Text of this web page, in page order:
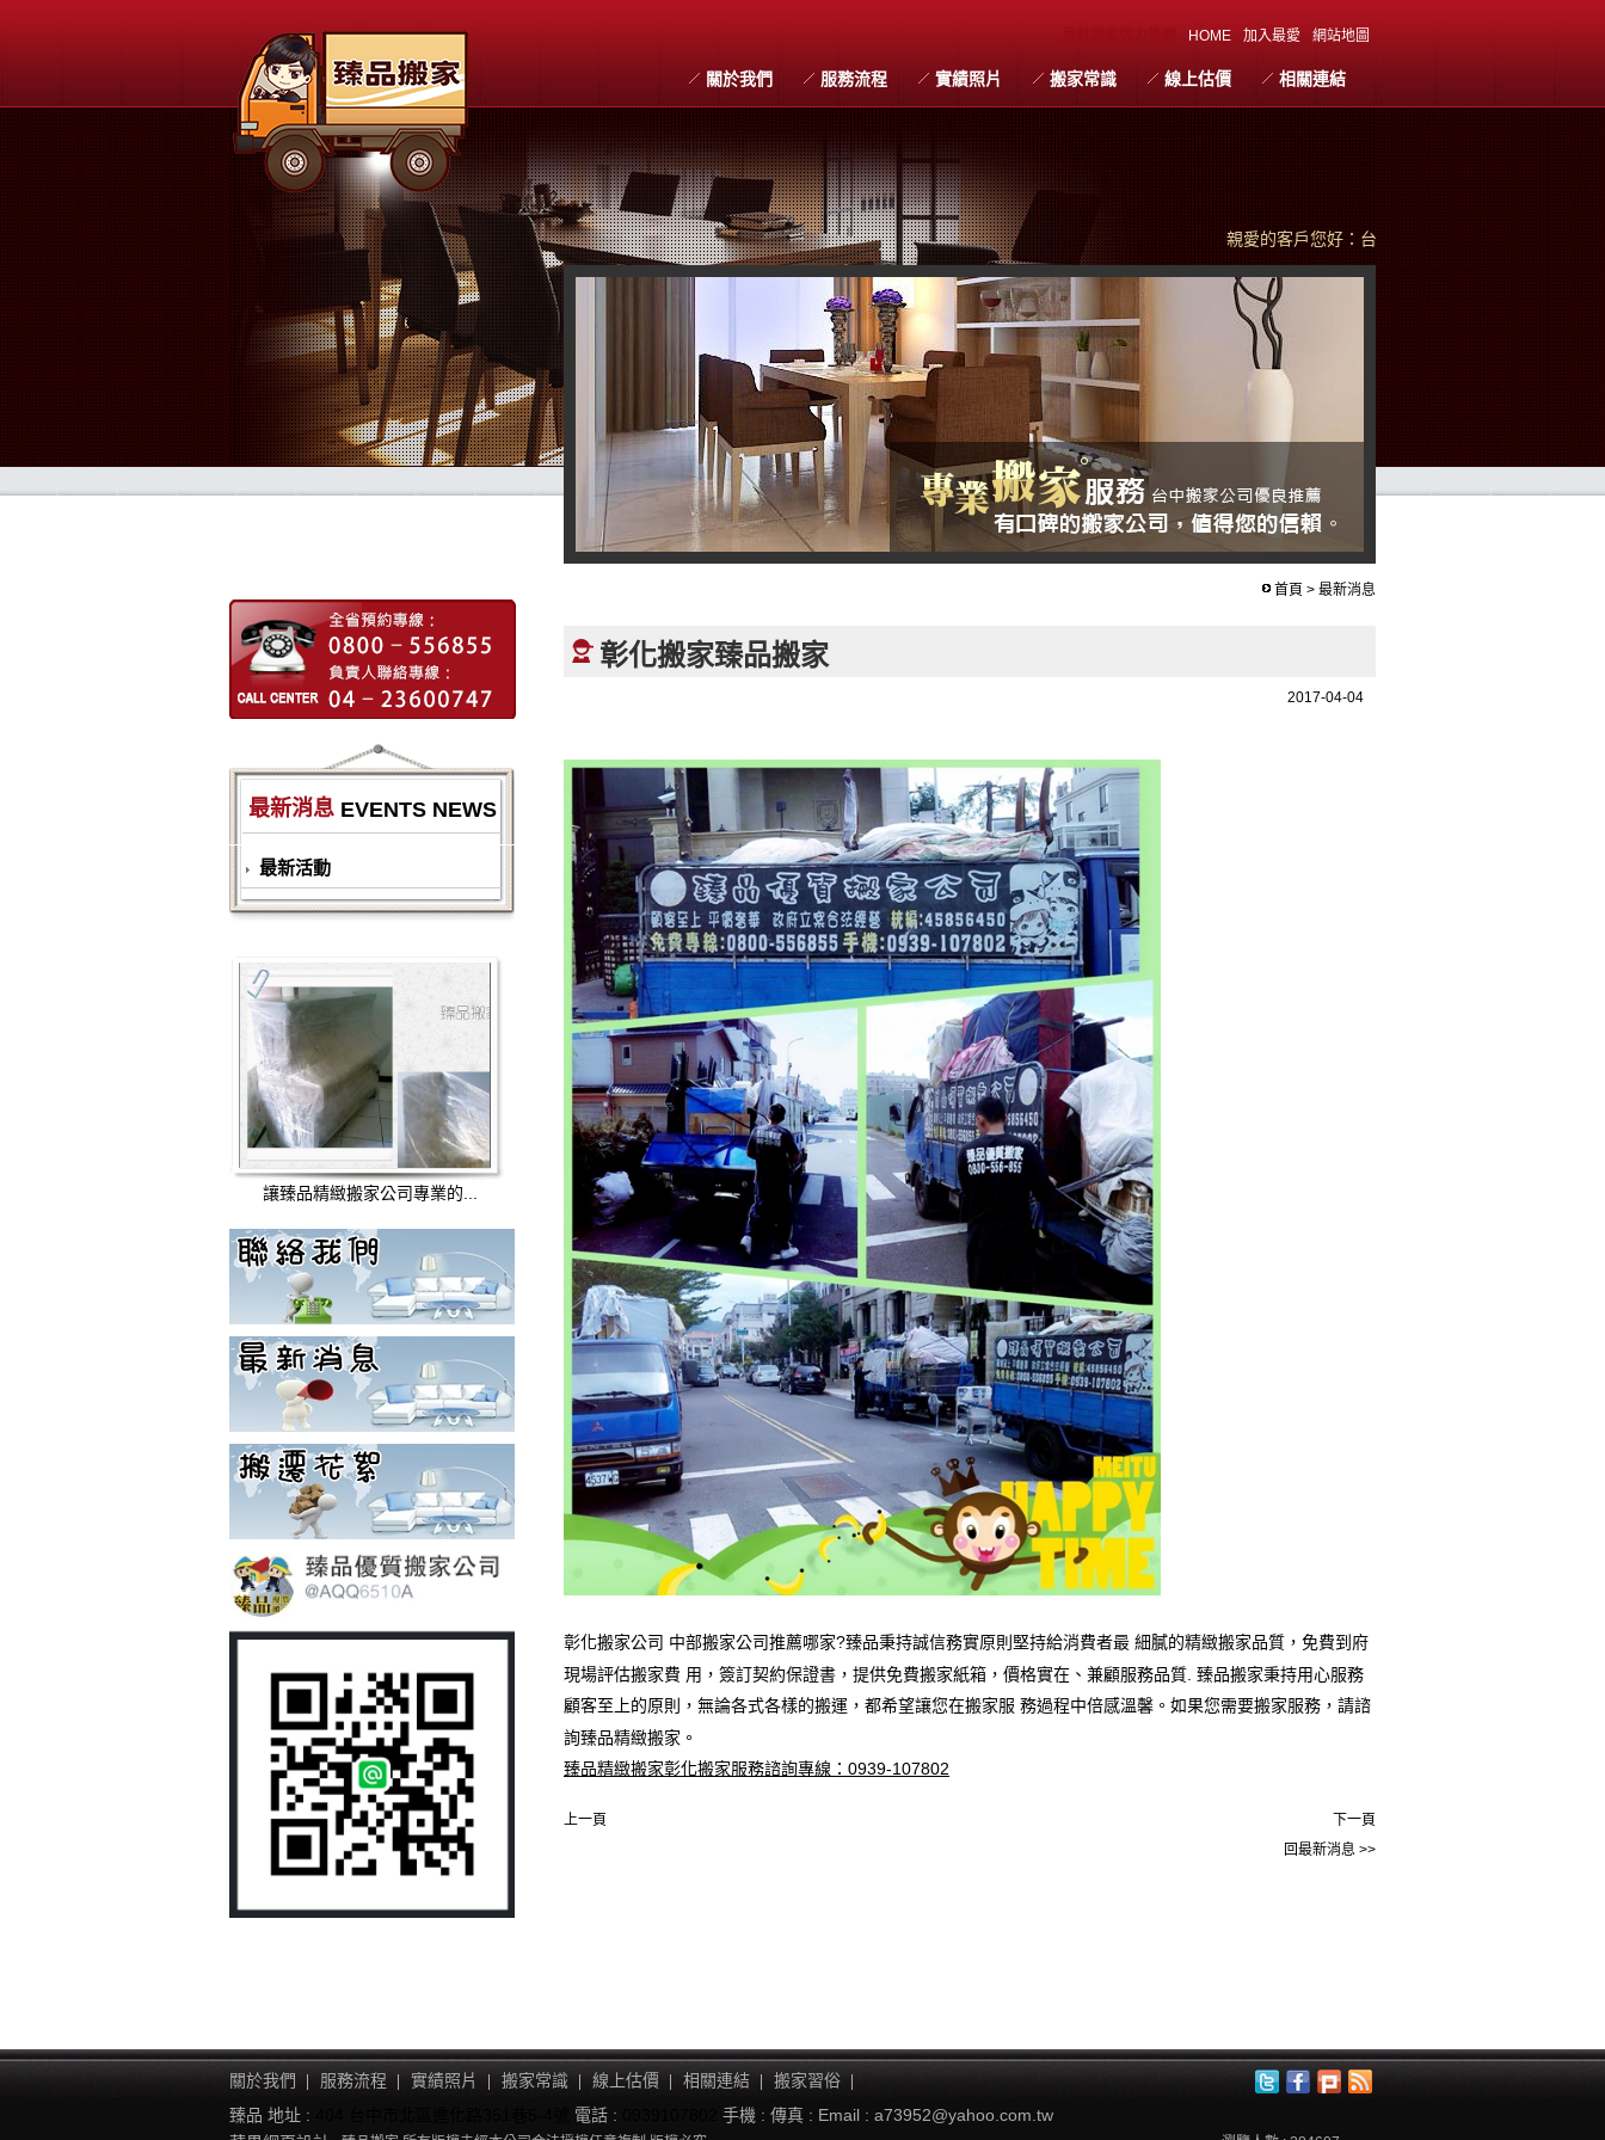
HOME 加入最愛 網站地圖
關於我們 服務流程 實績照片 搬家常識 線上估價
相關連結
搬家習俗
親愛的客戶您好：台中搬家珍惜每次為您服務的機會
最新消息 EVENTS NEWS
最新活動
讓臻品精緻搬家公司專業的...
首頁 > 最新消息
彰化搬家臻品搬家
2017-04-04
彰化搬家公司 中部搬家公司推薦哪家?臻品秉持誠信務實原則堅持給消費者最 細膩的精緻搬家品質，免費到府
現場評估搬家費 用，簽訂契約保證書，提供免費搬家紙箱，價格實在、兼顧服務品質. 臻品搬家秉持用心服務
顧客至上的原則，無論各式各樣的搬運，都希望讓您在搬家服 務過程中倍感溫馨。如果您需要搬家服務，請諮
詢臻品精緻搬家。
臻品精緻搬家彰化搬家服務諮詢專線：0939-107802
上一頁
下一頁
回最新消息 >>
關於我們 服務流程 實績照片 搬家常識 線上估價 相關連結
搬家習俗
臻品 地址 :
電話 : 手機 : 傳真 : Email : a73952@yahoo.com.tw